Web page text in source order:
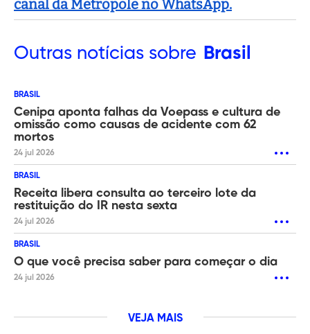
canal da Metropole no WhatsApp.
Outras notícias sobre Brasil
BRASIL
Cenipa aponta falhas da Voepass e cultura de
omissão como causas de acidente com 62
mortos
24 jul 2026
BRASIL
Receita libera consulta ao terceiro lote da
restituição do IR nesta sexta
24 jul 2026
BRASIL
O que você precisa saber para começar o dia
24 jul 2026
VEJA MAIS